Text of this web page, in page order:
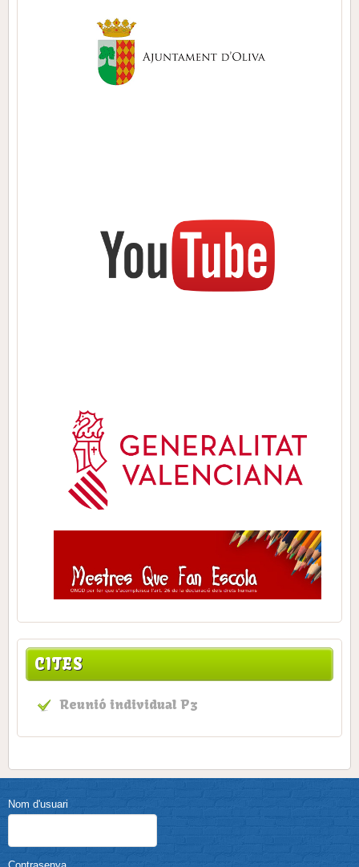
CITES
Reunió individual P3
Nom d'usuari